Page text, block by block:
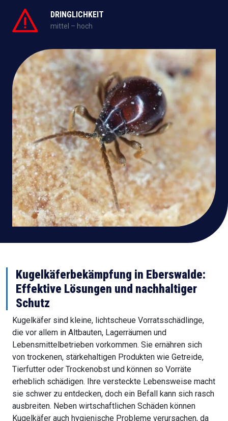
DRINGLICHKEIT
mittel – hoch
Kugelkäferbekämpfung in Eberswalde:
Effektive Lösungen und nachhaltiger
Schutz
Kugelkäfer sind kleine, lichtscheue Vorratsschädlinge,
die vor allem in Altbauten, Lagerräumen und
Lebensmittelbetrieben vorkommen. Sie ernähren sich
von trockenen, stärkehaltigen Produkten wie Getreide,
Tierfutter oder Trockenobst und können so Vorräte
erheblich schädigen. Ihre versteckte Lebensweise macht
sie schwer zu entdecken, doch ein Befall kann sich rasch
ausbreiten. Neben wirtschaftlichen Schäden können
Kugelkäfer auch hygienische Probleme verursachen, da